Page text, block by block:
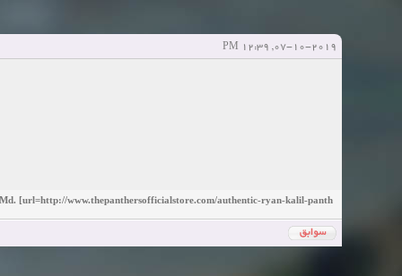
شروع کننده: elmi.alireza70 آخرین ارسال توسط: elmi.alireza70 پاسخ ها:0
Girls in your town for night - Real-life Females
07-10-2019, 12:39 PM
[url=http://www.thepanthersofficialstore.com/authentic-ryan-kalil-panth